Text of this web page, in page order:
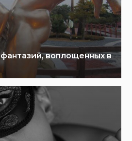
фантазий, воплощенных в